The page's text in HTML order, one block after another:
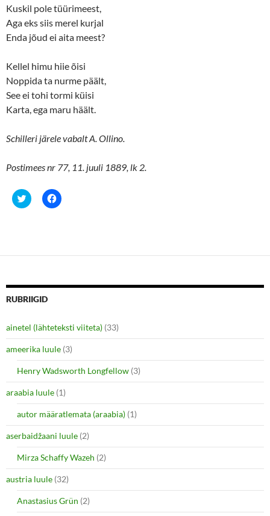
Kuskil pole tüürimeest,
Aga eks siis merel kurjal
Enda jõud ei aita meest?
Kellel himu hiie õisi
Noppida ta nurme päält,
See ei tohi tormi küisi
Karta, ega maru häält.
Schilleri järele vabalt A. Ollino.
Postimees nr 77, 11. juuli 1889, lk 2.
C
l
h
e
o
n
t
t
e
r
(
O
p
e
n
n
n
w
w
i
n
d
o
)
C
l
h
e
o
e
b
o
o
k
(
O
p
e
n
i
n
n
e
w
w
i
n
d
w
)
RUBRIIGID
ainetel (lähteteksti viiteta) (33)
ameerika luule (3)
Henry Wadsworth Longfellow (3)
araabia luule (1)
autor määratlemata (araabia) (1)
aserbaidžaani luule (2)
Mirza Schaffy Wazeh (2)
austria luule (32)
Anastasius Grün (2)